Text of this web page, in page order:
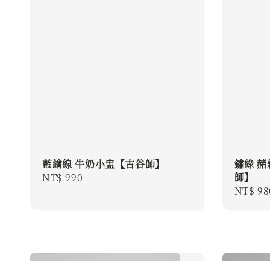
藍繪線 牛奶小盅【古谷師】
Regular
NT$ 990
鏽綠
師】
NT$